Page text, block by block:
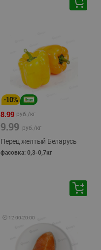
-10%
8.99 руб./кг
9.99 руб./кг
Перец желтый Беларусь
фасовка: 0,3-0,7кг
🕘 12:00-20:00